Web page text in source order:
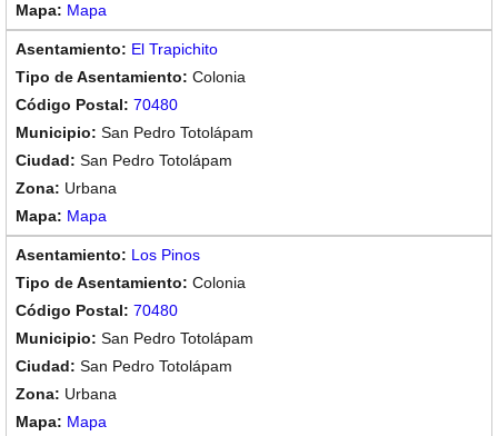
Mapa
El Trapichito
Colonia
70480
San Pedro Totolápam
San Pedro Totolápam
Urbana
Mapa
Los Pinos
Colonia
70480
San Pedro Totolápam
San Pedro Totolápam
Urbana
Mapa